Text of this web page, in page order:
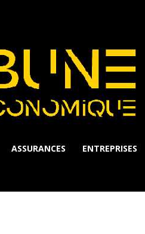
ASSURANCES ENTREPRISES